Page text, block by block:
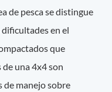
de pesca se distingue
en el
que
de una 4x4 son
manejo sobre